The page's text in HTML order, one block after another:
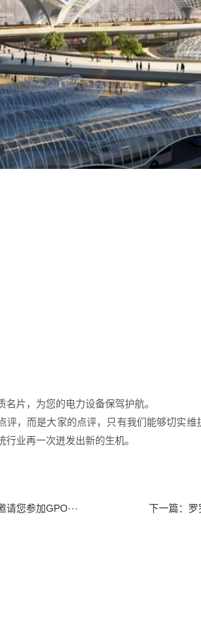
片，为您的电力设备保驾护航。
评，而是大家的点评，只有我们能够切实
业再一次迸发出新的生机。
您参加GPO··· 下一篇：罗